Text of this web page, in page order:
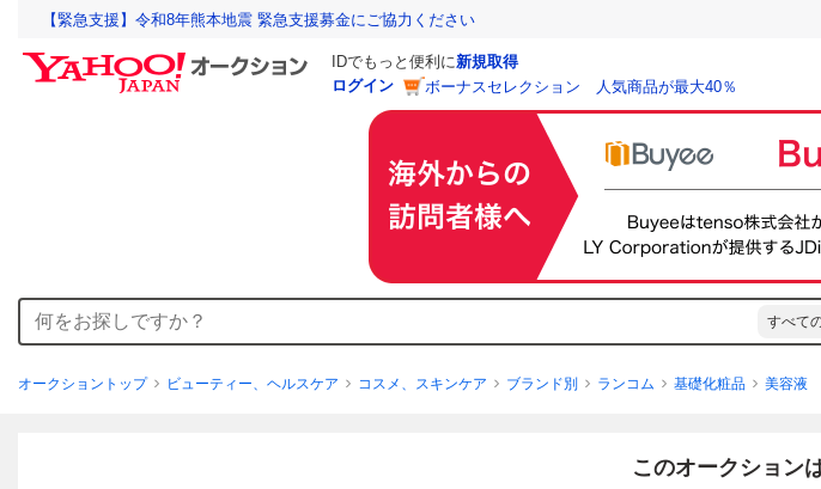
【緊急支援】令和8年熊本地震 緊急支援募金にご協力ください
IDでもっと便利に新規取得
ログイン
ボーナスセレクション 人気商品が最大40％
すべて
オークショントップ ビューティー、ヘルスケア コスメ、スキンケア ブランド別 ランコム 基礎化粧品 美容液
このオークション